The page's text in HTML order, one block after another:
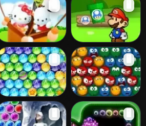
Bobble 2
Sanrio Bubbles Mario Fruit
Bubbles
Christmas
Bubbles
Pool Bubbles